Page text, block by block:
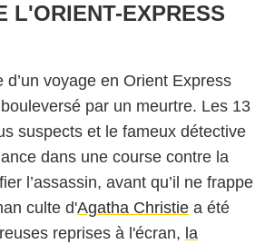
L'ORIENT-EXPRESS
d’un voyage en Orient Express
par un meurtre. Les 13
suspects et le fameux détective
dans une course contre la
l’assassin, avant qu’il ne frappe
culte d'Agatha Christie a été
reprises à l'écran, la